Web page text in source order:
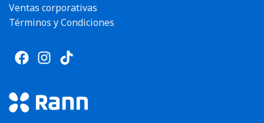
Ventas corporativas
Términos y Condiciones